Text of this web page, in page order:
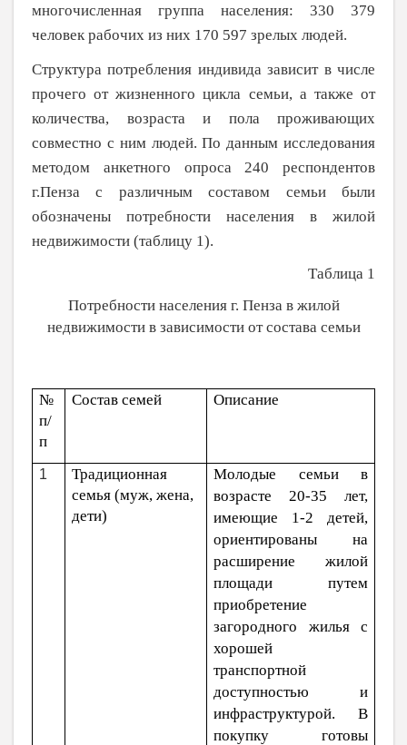
многочисленная группа населения: 330 379
человек рабочих из них 170 597 зрелых людей.
Структура потребления индивида зависит в числе
прочего от жизненного цикла семьи, а также от
количества, возраста и пола проживающих
совместно с ним людей. По данным исследования
методом анкетного опроса 240 респондентов
г.Пенза с различным составом семьи были
обозначены потребности населения в жилой
недвижимости (таблицу 1).
Таблица 1
Потребности населения г. Пенза в жилой
недвижимости в зависимости от состава семьи
№
п/
п
Состав семей Описание
1
Традиционная
семья (муж, жена,
дети)
Молодые семьи в
возрасте 20-35 лет,
имеющие 1-2 детей,
ориентированы на
расширение жилой
площади путем
приобретение
загородного жилья с
хорошей
транспортной
доступностью и
инфраструктурой. В
покупку готовы